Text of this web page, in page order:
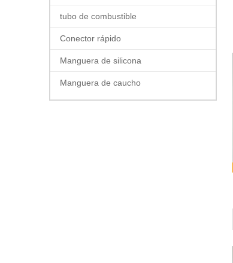
tubo de combustible
Conector rápido
Manguera de silicona
Manguera de caucho